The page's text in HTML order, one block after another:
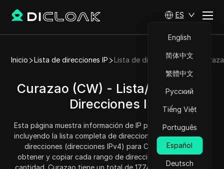
ES
English
简体中文
繁體中文
Русский
Tiếng Việt
Português
Español
Deutsch
Inicio Lista de direcciones IP Lista de direcciones IP de
Curazao (CW) - Lista/Rango de
Direcciones IP
Esta página muestra información de IP para Curazao (CW),
incluyendo la lista completa de direcciones IP y el rango de
direcciones (direcciones IPv4) para Curazao. Puedes
obtener y copiar cada rango de direcciones y conocer la
cantidad. Curazao tiene un total de 177408 direcciones IP.